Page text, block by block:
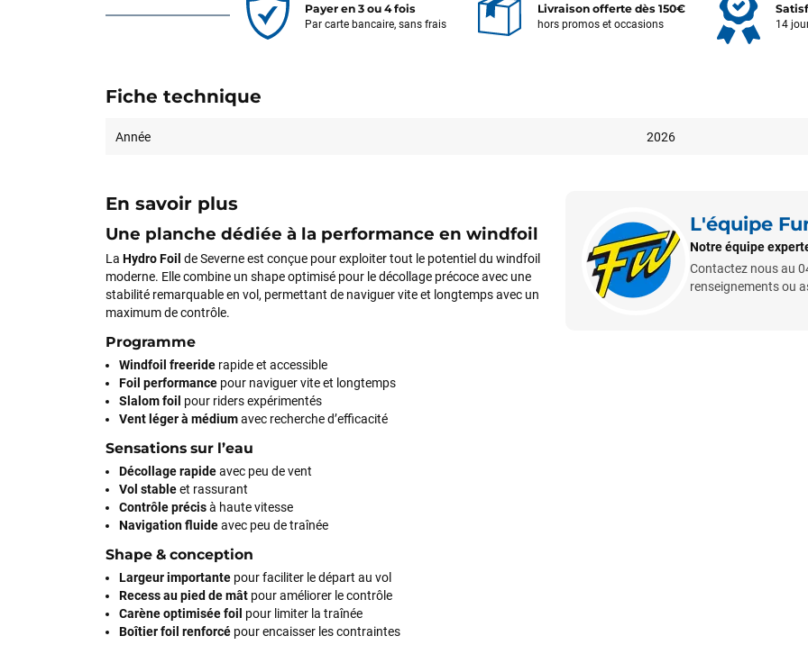
Payer en 3 ou 4 fois
Par carte bancaire, sans frais
Livraison offerte dès 150€
hors promos et occasions 14
Fiche technique
Année 2026
En savoir plus
Une planche dédiée à la performance en windfoil
La Hydro Foil de Severne est conçue pour exploiter tout le potentiel du windfoil
moderne. Elle combine un shape optimisé pour le décollage précoce avec une
stabilité remarquable en vol, permettant de naviguer vite et longtemps avec un
maximum de contrôle.
Programme
Windfoil freeride rapide et accessible
Foil performance pour naviguer vite et longtemps
Slalom foil pour riders expérimentés
Vent léger à médiumavec recherche d’efficacité
Sensations sur l’eau
Décollage rapideavec peu de vent
Vol stableet rassurant
Contrôle précisà haute vitesse
Navigation fluideavec peu de traînée
Shape & conception
Largeur importante pour faciliter le départ au vol
Recess au pied de mât pour améliorer le contrôle
Carène optimisée foil pour limiter la traînée
Boîtier foil renforcé pour encaisser les contraintes
L'équipe
Notre équipe
Contactez nous au
renseignements ou